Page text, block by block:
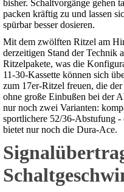
bisher. Schaltvorgänge gehen
packen kräftig zu und lassen
spürbar besser dosieren.
Mit dem zwölften Ritzel am
derzeitigen Stand der Technik
Ritzelpakete, was die
11-30-Kassette können sich
zum 17er-Ritzel freuen, die
ohne große Einbußen bei der
nur noch zwei Varianten:
sportlichere 52/36-Abstufung
bietet nur noch die Dura-Ace.